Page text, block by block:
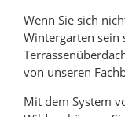
Wenn Sie sich
Wintergarten sein
von unseren
Mit dem System